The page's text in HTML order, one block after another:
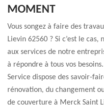
MOMENT
Vous songez à faire des
Lievin 62560 ? Si c’est le cas,
aux services de notre
à répondre à tous vos
Service dispose des savoir-
rénovation, du changement
de couverture à Merck Saint